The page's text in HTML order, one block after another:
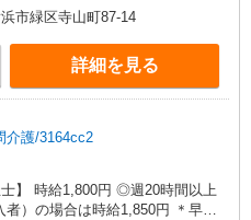
/時間 ・早朝夜間深夜手当:300円/
翌07:59の時間帯） ・ICT手
深夜割増は別途支給 ・ケア→ケ
賃金（時給）を支給 ※給与幅は資
る
市緑区寺山町87-14
詳細を見る
護/3164cc2
時間以上
の場合は時給1,850円 ＊早朝